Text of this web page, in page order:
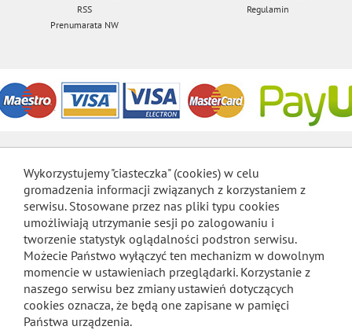
RSS
Regulamin
Prenumarata NW
Wykorzystujemy "ciasteczka" (cookies) w celu
gromadzenia informacji związanych z korzystaniem z
serwisu. Stosowane przez nas pliki typu cookies
umożliwiają utrzymanie sesji po zalogowaniu i
tworzenie statystyk oglądalności podstron serwisu.
Możecie Państwo wyłączyć ten mechanizm w dowolnym
momencie w ustawieniach przeglądarki. Korzystanie z
naszego serwisu bez zmiany ustawień dotyczących
cookies oznacza, że będą one zapisane w pamięci
Państwa urządzenia.